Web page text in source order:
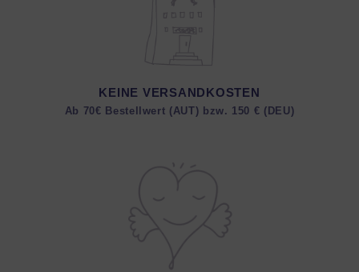
KEINE VERSANDKOSTEN
Ab 70€ Bestellwert (AUT) bzw. 150 € (DEU)